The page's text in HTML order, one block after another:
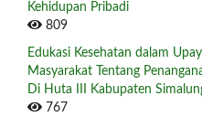
Kehidupan Pribadi
809
Edukasi Kesehatan dalam
Masyarakat Tentang
Di Huta III Kabupaten
767